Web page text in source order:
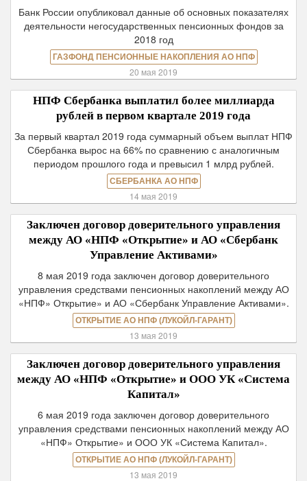
Банк России опубликовал данные об основных показателях
деятельности негосударственных пенсионных фондов за
2018 год
ГАЗФОНД ПЕНСИОННЫЕ НАКОПЛЕНИЯ АО НПФ
20 мая 2019
НПФ Сбербанка выплатил более миллиарда
рублей в первом квартале 2019 года
За первый квартал 2019 года суммарный объем выплат НПФ
Сбербанка вырос на 66% по сравнению с аналогичным
периодом прошлого года и превысил 1 млрд рублей.
СБЕРБАНКА АО НПФ
14 мая 2019
Заключен договор доверительного управления
между АО «НПФ «Открытие» и АО «Сбербанк
Управление Активами»
8 мая 2019 года заключен договор доверительного
управления средствами пенсионных накоплений между АО
«НПФ» Открытие» и АО «Сбербанк Управление Активами».
ОТКРЫТИЕ АО НПФ (ЛУКОЙЛ-ГАРАНТ)
13 мая 2019
Заключен договор доверительного управления
между АО «НПФ «Открытие» и ООО УК «Система
Капитал»
6 мая 2019 года заключен договор доверительного
управления средствами пенсионных накоплений между АО
«НПФ» Открытие» и ООО УК «Система Капитал».
ОТКРЫТИЕ АО НПФ (ЛУКОЙЛ-ГАРАНТ)
13 мая 2019